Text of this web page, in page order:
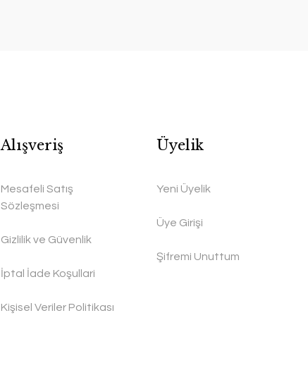
Alışveriş
Mesafeli Satış
Sözleşmesi
Gizlilik ve Güvenlik
İptal İade Koşullari
Kişisel Veriler Politikası
Üyelik
Yeni Üyelik
Üye Girişi
Şifremi Unuttum